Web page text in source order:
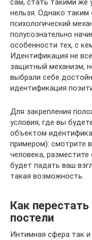
сам, стать такими же
нельзя. Однако
психологический
полусознательно
особенности тех, с
Идентификация не
защитный механизм,
выбрали себе
идентификация
Для закрепления
условия, где вы
объектом
примером): смотрите
человека,
будет падать ваш
такая возможность.
Как
постели
Интимная сфера так и